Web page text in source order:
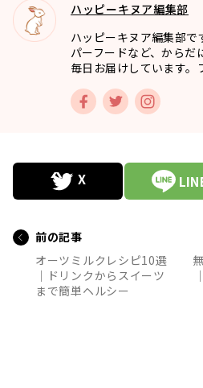
ハッピーキヌア編集部
ハッピーキヌア編集部で
パーフードなど、からだ
毎日お届けしています。
前の記事
オーツミルクレシピ10選
｜ドリンクからスイーツ
まで簡単ヘルシー